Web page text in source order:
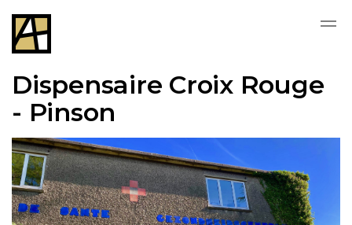
Dispensaire Croix Rouge
- Pinson